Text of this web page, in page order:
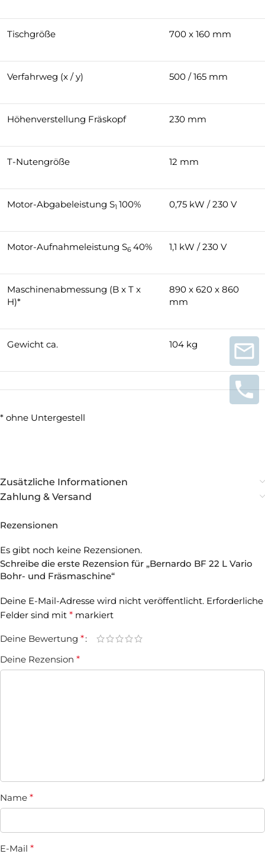
Tischgröße 700 x 160 mm
Verfahrweg (x / y) 500 / 165 mm
Höhenverstellung Fräskopf 230 mm
T-Nutengröße 12 mm
Motor-Abgabeleistung S1 100% 0,75 kW / 230 V
Motor-Aufnahmeleistung S6 40% 1,1 kW / 230 V
Maschinenabmessung (B x T x
H)*
890 x 620 x 860
mm
Gewicht ca. 104 kg
* ohne Untergestell
Zusätzliche Informationen
Zahlung & Versand
Rezensionen
Es gibt noch keine Rezensionen.
Schreibe die erste Rezension für „Bernardo BF 22 L Vario
Bohr- und Fräsmaschine“
Deine E-Mail-Adresse wird nicht veröffentlicht. Erforderliche
Felder sind mit * markiert
Deine Bewertung *
Deine Rezension *
Name *
E-Mail *